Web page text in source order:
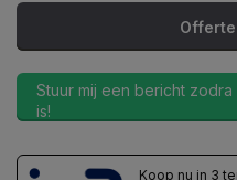
Stuur mij een bericht
is!
Koop nu in 3